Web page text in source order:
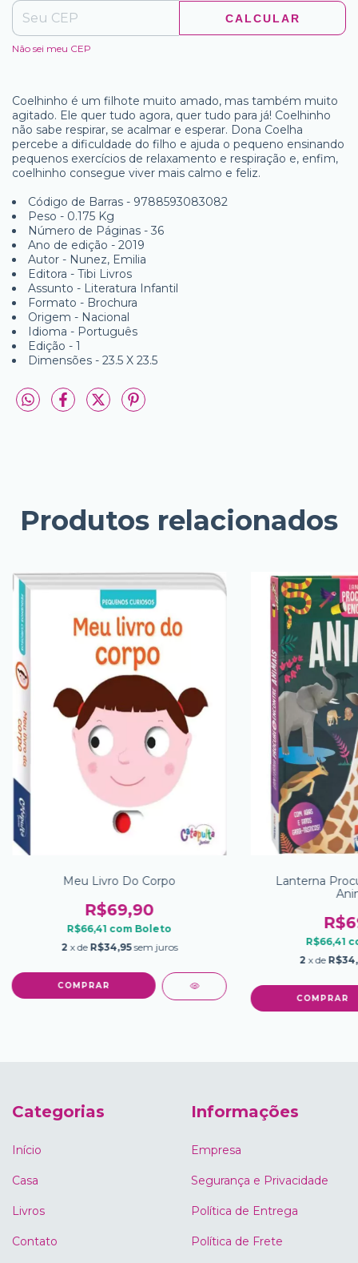
CALCULAR
Não sei meu CEP
Coelhinho é um filhote muito amado, mas também muito
agitado. Ele quer tudo agora, quer tudo para já! Coelhinho
não sabe respirar, se acalmar e esperar. Dona Coelha
percebe a dificuldade do filho e ajuda o pequeno ensinando
pequenos exercícios de relaxamento e respiração e, enfim,
coelhinho consegue viver mais calmo e feliz.
Código de Barras - 9788593083082
Peso - 0.175 Kg
Número de Páginas - 36
Ano de edição - 2019
Autor - Nunez, Emilia
Editora - Tibi Livros
Assunto - Literatura Infantil
Formato - Brochura
Origem - Nacional
Idioma - Português
Edição - 1
Dimensões - 23.5 X 23.5
Produtos relacionados
Meu Livro Do Corpo
R$69,90
R$66,41 com Boleto
2 x de R$34,95 sem juros
Lanterna
R$66,41
2 x de
Categorias
Início
Casa
Livros
Contato
Informações
Empresa
Segurança e Privacidade
Política de Entrega
Política de Frete